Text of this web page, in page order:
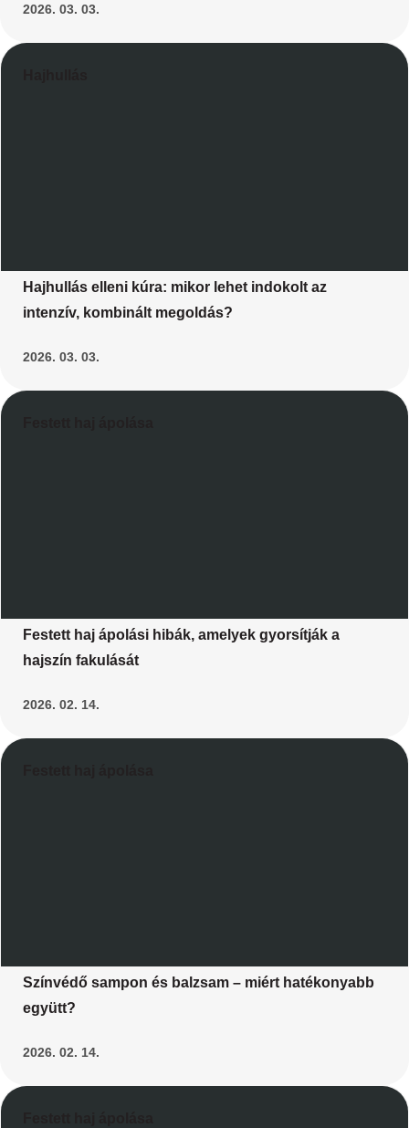
2026. 03. 03.
Hajhullás elleni kúra: mikor lehet indokolt az
intenzív, kombinált megoldás?
2026. 03. 03.
Festett haj ápolási hibák, amelyek gyorsítják a
hajszín fakulását
2026. 02. 14.
Színvédő sampon és balzsam – miért hatékonyabb
együtt?
2026. 02. 14.